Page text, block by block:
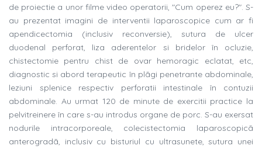
de proiectie a unor filme video operatorii, "Cum operez eu?". S-
au prezentat imagini de interventii laparoscopice cum ar fi
apendicectomia (inclusiv reconversie), sutura de ulcer
duodenal perforat, liza aderentelor si bridelor în ocluzie,
chistectomie pentru chist de ovar hemoragic eclatat, etc,
diagnostic si abord terapeutic în plãgi penetrante abdominale,
leziuni splenice respectiv perforatii intestinale în contuzii
abdominale. Au urmat 120 de minute de exercitii practice la
pelvitreinere în care s-au introdus organe de porc. S-au exersat
nodurile intracorporeale, colecistectomia laparoscopicã
anterogradã, inclusiv cu bisturiul cu ultrasunete, sutura unei